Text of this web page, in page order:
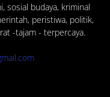
sosial budaya, kriminal
peristiwa, politik,
-tajam - terpercaya.